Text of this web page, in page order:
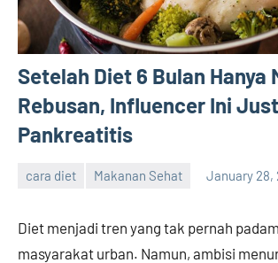
Setelah Diet 6 Bulan Hanya
Rebusan, Influencer Ini
Pankreatitis
cara diet Makanan Sehat January 28,
Diet menjadi tren yang tak pernah
masyarakat urban. Namun, ambisi